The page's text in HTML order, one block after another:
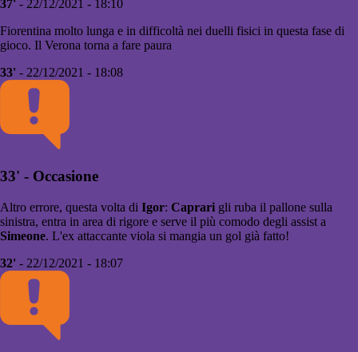
37' - 22/12/2021 - 18:10
Fiorentina molto lunga e in difficoltà nei duelli fisici in questa fase di
gioco. Il Verona torna a fare paura
33' - 22/12/2021 - 18:08
33' - Occasione
Altro errore, questa volta di Igor: Caprari gli ruba il pallone sulla
sinistra, entra in area di rigore e serve il più comodo degli assist a
Simeone. L'ex attaccante viola si mangia un gol già fatto!
32' - 22/12/2021 - 18:07